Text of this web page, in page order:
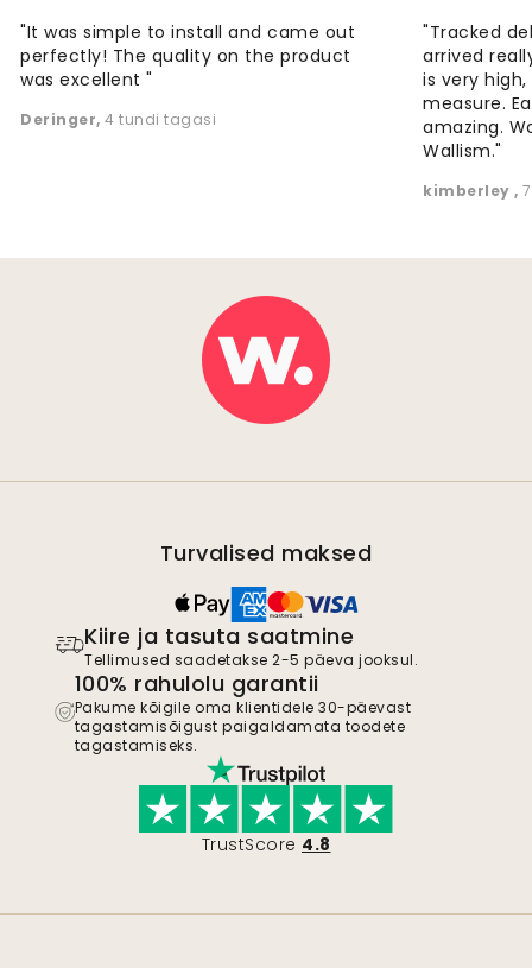
"It was simple to install and came out
perfectly! The quality on the product
was excellent "
Deringer, 4 tundi tagasi
"Tracked
arrived
is very
measure.
amazing.
Wallism."
kimberley,
Turvalised maksed
Kiire ja tasuta saatmine
Tellimused saadetakse 2-5 päeva jooksul.
100% rahulolu garantii
Pakume kõigile oma klientidele 30-päevast
tagastamisõigust paigaldamata toodete
tagastamiseks.
TrustScore 4.8